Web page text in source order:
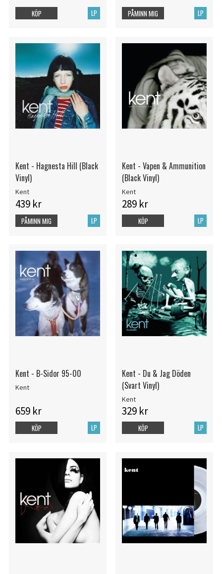
LP
KÖP LP
PÅMINN MIG
Kent - Hagnesta Hill (Black
Vinyl)
Kent
439 kr
LP
PÅMINN MIG
Kent - Vapen & Ammunition
(Black Vinyl)
Kent
289 kr
LP
KÖP
Kent - B-Sidor 95-00
Kent
659 kr
LP
KÖP
Kent - Du & Jag Döden
(Svart Vinyl)
Kent
329 kr
LP
KÖP